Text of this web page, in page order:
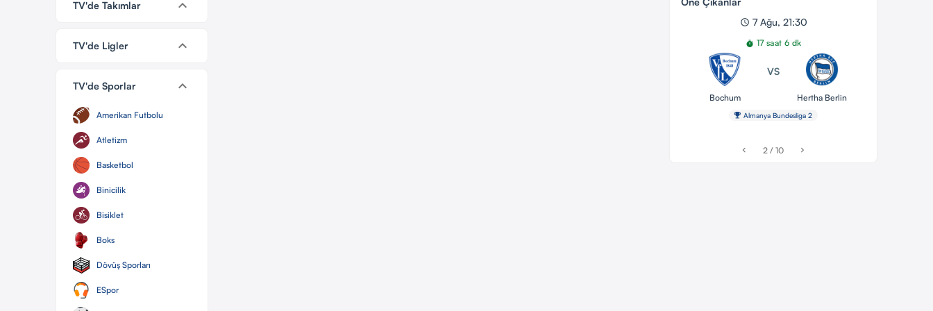
TV'de Takımlar keyboard_arrow_down
TV'de Ligler keyboard_arrow_down
TV'de Sporlar keyboard_arrow_down
Amerikan Futbolu
Atletizm
Basketbol
Binicilik
Bisiklet
Boks
Dövüş Sporları
ESpor
schedule 7 Ağu, 21:30
timer 17 saat 6 dk
Bochum
VS
Hertha Berlin
emoji_events Almanya Bundesliga 2
chevron_left 2 / 10 chevron_right